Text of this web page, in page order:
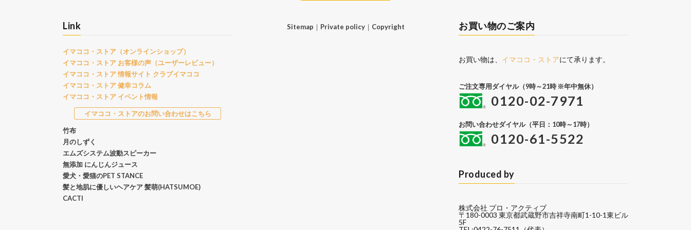
Link
イマココ・ストア（オンラインショップ）
イマココ・ストア お客様の声（ユーザーレビュー）
イマココ・ストア 情報サイト クラブイマココ
イマココ・ストア 健幸コラム
イマココ・ストア イベント情報
イマココ・ストアのお問い合わせはこちら
竹布
月のしずく
エムズシステム波動スピーカー
無添加 にんじんジュース
愛犬・愛猫のPET STANCE
髪と地肌に優しいヘアケア 髪萌(HATSUMOE)
CACTI
Sitemap ｜ Private policy｜ Copyright お買い物のご案内
お買い物は、 イマココ・ストアにて承ります。
ご注文専用ダイヤル（9時～21時 ※年中無休）
0120-02-7971
お問い合わせダイヤル（平日：10時～17時）
0120-61-5522
Produced by
株式会社 プロ・アクティブ
〒180-0003 東京都武蔵野市吉祥寺南町1-10-1東ビル
5F